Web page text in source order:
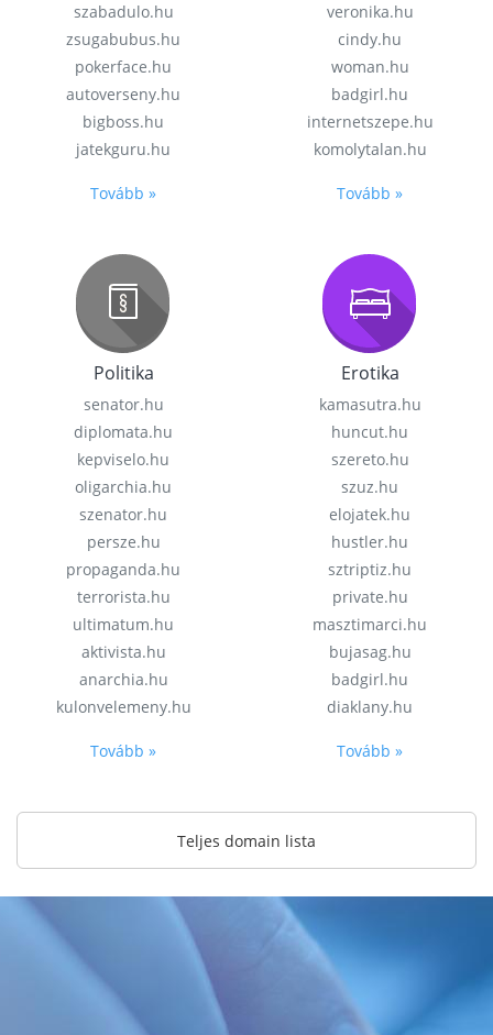
szabadulo.hu
zsugabubus.hu
pokerface.hu
autoverseny.hu
bigboss.hu
jatekguru.hu
Tovább »
veronika.hu
cindy.hu
woman.hu
badgirl.hu
internetszepe.hu
komolytalan.hu
Tovább »
Politika
senator.hu
diplomata.hu
kepviselo.hu
oligarchia.hu
szenator.hu
persze.hu
propaganda.hu
terrorista.hu
ultimatum.hu
aktivista.hu
anarchia.hu
kulonvelemeny.hu
Tovább »
Erotika
kamasutra.hu
huncut.hu
szereto.hu
szuz.hu
elojatek.hu
hustler.hu
sztriptiz.hu
private.hu
masztimarci.hu
bujasag.hu
badgirl.hu
diaklany.hu
Tovább »
Teljes domain lista